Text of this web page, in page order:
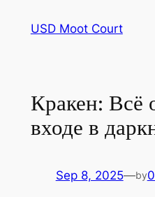
USD Moot Court
Кракен: Всё
входе в
Sep 8, 2025—by